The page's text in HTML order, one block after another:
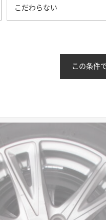
こだわらない
この条件